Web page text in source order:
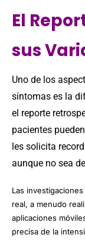
El
sus
Uno de los
síntomas es la
el reporte
pacientes
les solicita
aunque no sea
Las
real, a menudo
aplicaciones
precisa de la